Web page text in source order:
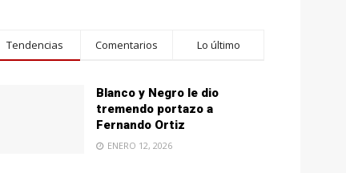
Tendencias Comentarios Lo último
Blanco y Negro le dio
tremendo portazo a
Fernando Ortiz
ENERO 12, 2026